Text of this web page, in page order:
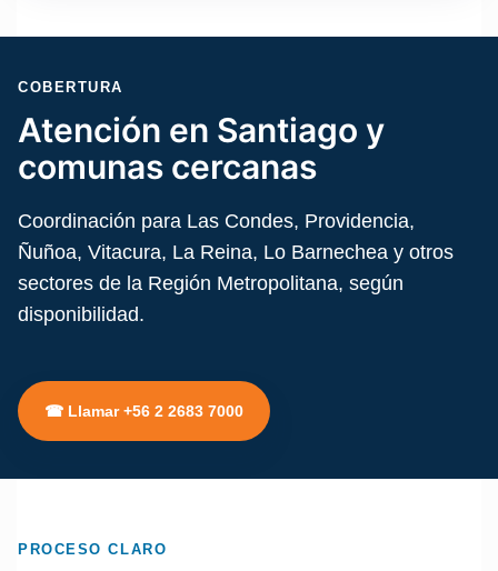
COBERTURA
Atención en Santiago y
comunas cercanas
Coordinación para Las Condes, Providencia,
Ñuñoa, Vitacura, La Reina, Lo Barnechea y otros
sectores de la Región Metropolitana, según
disponibilidad.
☎ Llamar +56 2 2683 7000
PROCESO CLARO